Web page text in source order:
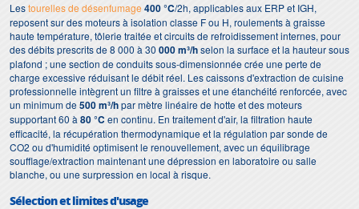
Lestourelles de désenfumage 400 °C/2h, applicables aux ERP et IGH,
reposent sur des moteurs à isolation classe F ou H, roulements à graisse
haute température, tôlerie traitée et circuits de refroidissement internes, pour
des débits prescrits de 8 000 à 30 000 m³/hselon la surface et la hauteur sous
plafond ; une section de conduits sous-dimensionnée crée une perte de
charge excessive réduisant le débit réel. Les caissons d'extraction de cuisine
professionnelle intègrent un filtre à graisses et une étanchéité renforcée, avec
un minimum de500 m³/hpar mètre linéaire de hotte et des moteurs
supportant 60 à 80 °C en continu. En traitement d'air, la filtration haute
efficacité, la récupération thermodynamique et la régulation par sonde de
CO2 ou d'humidité optimisent le renouvellement, avec un équilibrage
soufflage/extraction maintenant une dépression en laboratoire ou salle
blanche, ou une surpression en local à risque.
Sélection et limites d'usage